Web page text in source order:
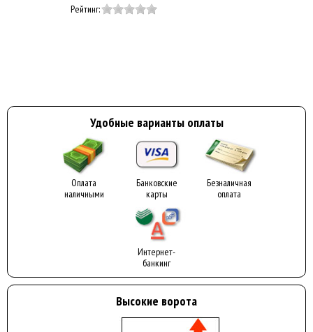
Рейтинг:
Удобные варианты оплаты
Оплата
наличными
Банковские
карты
Безналичная
оплата
Интернет-
банкинг
Высокие ворота